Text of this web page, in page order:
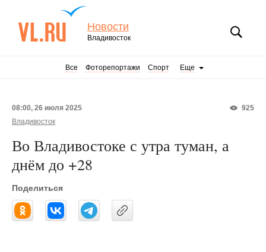
Новости
Владивосток
Все Фоторепортажи Спорт Еще
925
08:00, 26 июля 2025
Владивосток
Во Владивостоке с утра туман, а
днём до +28
Поделиться